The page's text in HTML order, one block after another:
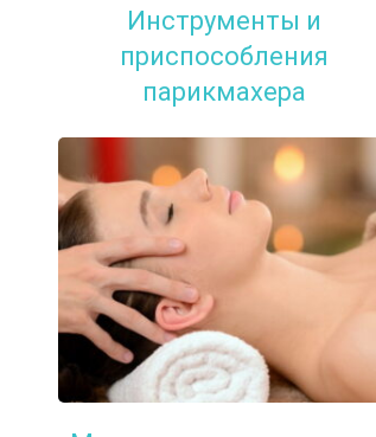
Инструменты и
приспособления
парикмахера